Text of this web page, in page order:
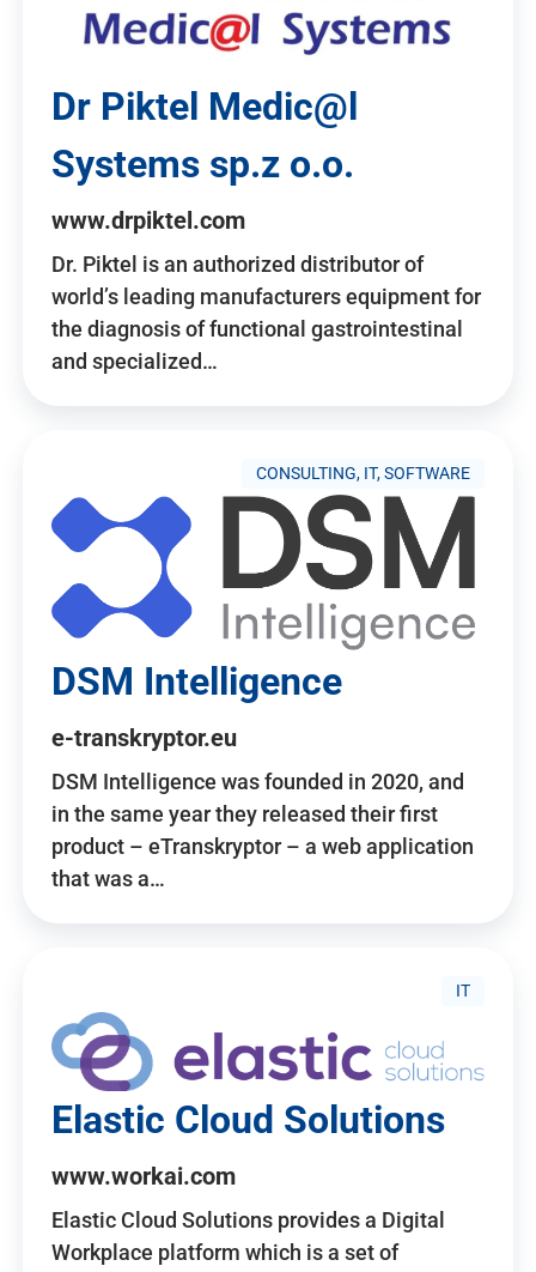
Dr Piktel Medic@l
Systems sp.z o.o.
www.drpiktel.com
Dr. Piktel is an authorized distributor of
world’s leading manufacturers equipment for
the diagnosis of functional gastrointestinal
and specialized…
CONSULTING, IT, SOFTWARE
DSM Intelligence
e-transkryptor.eu
DSM Intelligence was founded in 2020, and
in the same year they released their first
product – eTranskryptor – a web application
that was a…
IT
Elastic Cloud Solutions
www.workai.com
Elastic Cloud Solutions provides a Digital
Workplace platform which is a set of